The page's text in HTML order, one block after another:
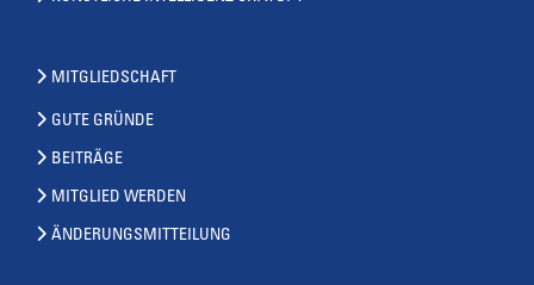
MITGLIEDSCHAFT
GUTE GRÜNDE
BEITRÄGE
MITGLIED WERDEN
ÄNDERUNGSMITTEILUNG